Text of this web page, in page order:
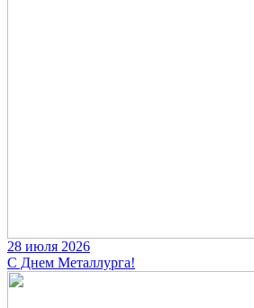
28 июля 2026
С Днем Металлурга!